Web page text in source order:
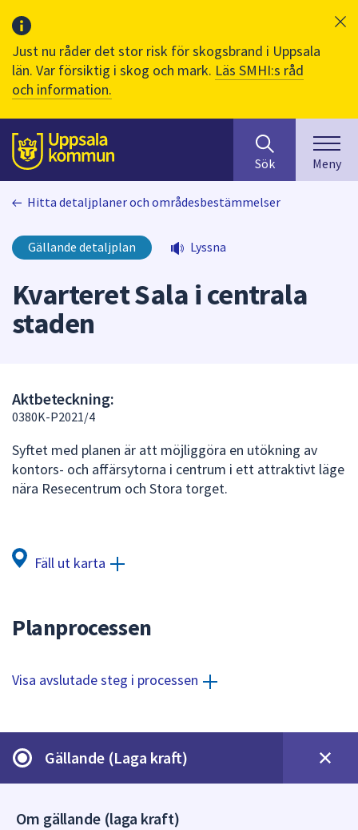
Just nu råder det stor risk för skogsbrand i Uppsala
län. Var försiktig i skog och mark. Läs SMHI:s råd
och information.
Till sidans
huvudinnehåll
efter
innehåll
på
webbplatsen.
i
Använd
piltangenterna
Sök Meny
Hitta detaljplaner och områdesbestämmelser
Gällande detaljplan Lyssna
Kvarteret Sala i centrala
staden
Aktbeteckning:
0380K-P2021/4
Syftet med planen är att möjliggöra en utökning av
kontors- och affärsytorna i centrum i ett attraktivt läge
nära Resecentrum och Stora torget.
Fäll ut karta
Planprocessen
Visa avslutade steg i processen
Gällande (Laga kraft)
Om gällande (laga kraft)